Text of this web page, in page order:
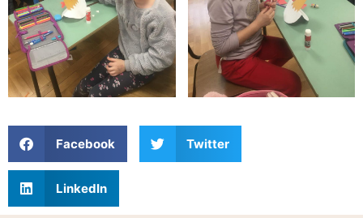
Facebook Twitter
LinkedIn